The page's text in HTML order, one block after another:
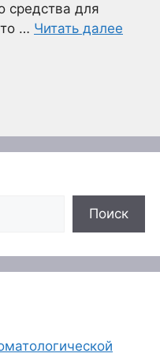
средства для
… Читать далее
Поиск